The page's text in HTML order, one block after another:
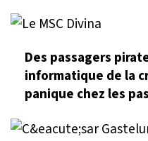
Des passagers
informatique de la
panique chez les